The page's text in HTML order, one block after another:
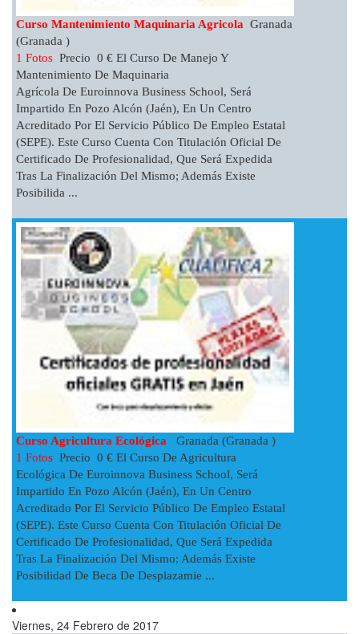
Curso Mantenimiento Maquinaria Agricola Granada
(Granada )
1 Fotos Precio 0 € El Curso De Manejo Y
Mantenimiento De Maquinaria
Agrícola De Euroinnova Business School, Será
Impartido En Pozo Alcón (Jaén), En Un Centro
Acreditado Por El Servicio Público De Empleo Estatal
(SEPE). Este Curso Cuenta Con Titulación Oficial De
Certificado De Profesionalidad, Que Será Expedida
Tras La Finalización Del Mismo; Además Existe
Posibilida ...
Curso Agricultura Ecológica
Granada (Granada )
1 Fotos Precio 0 € El Curso De Agricultura
Ecológica De Euroinnova Business School, Será
Impartido En Pozo Alcón (Jaén), En Un Centro
Acreditado Por El Servicio Público De Empleo Estatal
(SEPE). Este Curso Cuenta Con Titulación Oficial De
Certificado De Profesionalidad, Que Será Expedida
Tras La Finalización Del Mismo; Además Existe
Posibilidad De Beca De Desplazamie ...
Viernes, 24 Febrero de 2017